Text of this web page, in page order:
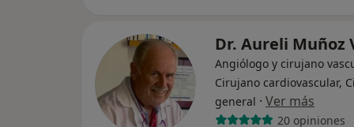
Dr. Aureli Muñoz
Angiólogo y cirujano
Cirujano cardiovascular,
general · Ver más
20 opiniones